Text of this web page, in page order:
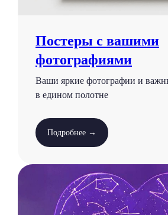
Постеры с вашими
фотографиями
Ваши яркие фотографии и
в едином полотне
Подробнее →